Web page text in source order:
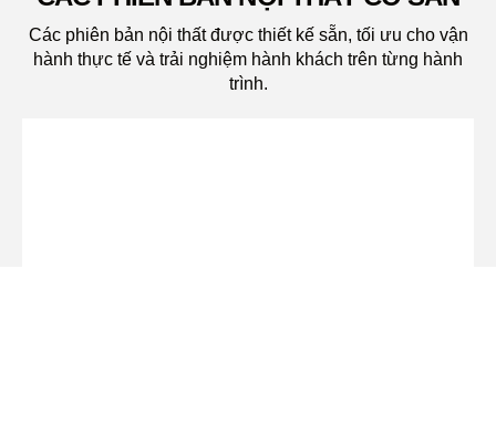
Các phiên bản nội thất được thiết kế sẵn, tối ưu cho vận
hành thực tế và trải nghiệm hành khách trên từng hành
trình.